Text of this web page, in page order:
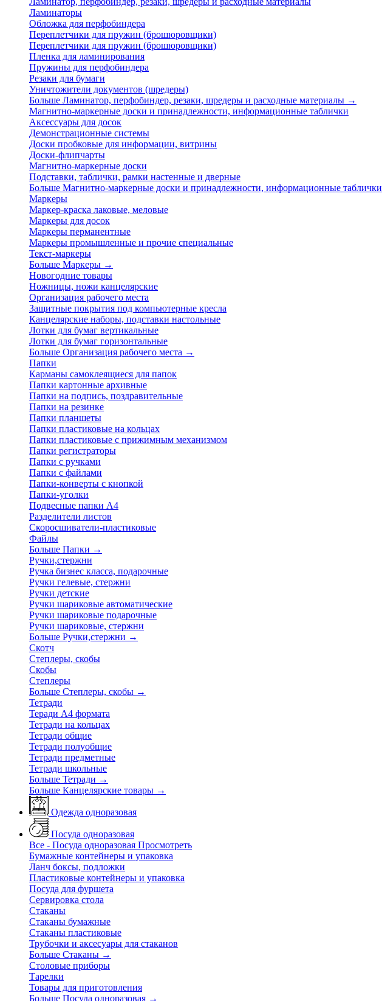
Ламинаторы
Обложка для перфобиндера
Переплетчики для пружин (брошюровщики)
Переплетчики для пружин (брошюровщики)
Пленка для ламинирования
Пружины для перфобиндера
Резаки для бумаги
Уничтожители документов (шредеры)
Больше Ламинатор, перфобиндер, резаки, шредеры и расходные материалы →
Магнитно-маркерные доски и принадлежности, информационные таблички
Аксессуары для досок
Демонстрационные системы
Доски пробковые для информации, витрины
Доски-флипчарты
Магнитно-маркерные доски
Подставки, таблички, рамки настенные и дверные
Больше Магнитно-маркерные доски и принадлежности, информационные таблички
Маркеры
Маркер-краска лаковые, меловые
Маркеры для досок
Маркеры перманентные
Маркеры промышленные и прочие специальные
Текст-маркеры
Больше Маркеры →
Новогодние товары
Ножницы, ножи канцелярские
Организация рабочего места
Защитные покрытия под компьютерные кресла
Канцелярские наборы, подставки настольные
Лотки для бумаг вертикальные
Лотки для бумаг горизонтальные
Больше Организация рабочего места →
Папки
Карманы самоклеящиеся для папок
Папки картонные архивные
Папки на подпись, поздравительные
Папки на резинке
Папки планшеты
Папки пластиковые на кольцах
Папки пластиковые с прижимным механизмом
Папки регистраторы
Папки с ручками
Папки с файлами
Папки-конверты с кнопкой
Папки-уголки
Подвесные папки А4
Разделители листов
Скоросшиватели-пластиковые
Файлы
Больше Папки →
Ручки,стержни
Ручка бизнес класса, подарочные
Ручки гелевые, стержни
Ручки детские
Ручки шариковые автоматические
Ручки шариковые подарочные
Ручки шариковые, стержни
Больше Ручки,стержни →
Скотч
Степлеры, скобы
Скобы
Степлеры
Больше Степлеры, скобы →
Тетради
Теради А4 формата
Тетради на кольцах
Тетради общие
Тетради полуобщие
Тетради предметные
Тетради школьные
Больше Тетради →
Больше Канцелярские товары →
Одежда одноразовая
Посуда одноразовая
Все - Посуда одноразовая Просмотреть
Бумажные контейнеры и упаковка
Ланч боксы, подложки
Пластиковые контейнеры и упаковка
Посуда для фуршета
Сервировка стола
Стаканы
Стаканы бумажные
Стаканы пластиковые
Трубочки и аксесуары для стаканов
Больше Стаканы →
Столовые приборы
Тарелки
Товары для приготовления
Больше Посуда одноразовая →